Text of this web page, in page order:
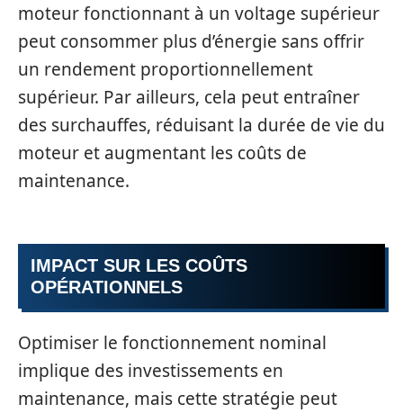
moteur fonctionnant à un voltage supérieur
peut consommer plus d’énergie sans offrir
un rendement proportionnellement
supérieur. Par ailleurs, cela peut entraîner
des surchauffes, réduisant la durée de vie du
moteur et augmentant les coûts de
maintenance.
IMPACT SUR LES COÛTS
OPÉRATIONNELS
Optimiser le fonctionnement nominal
implique des investissements en
maintenance, mais cette stratégie peut